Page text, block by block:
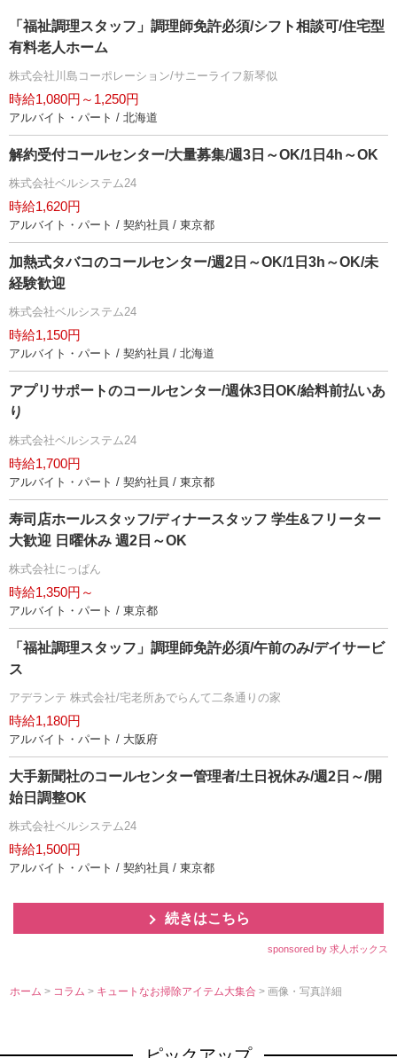
「福祉調理スタッフ」調理師免許必須/シフト相談可/住宅型
有料老人ホーム
株式会社川島コーポレーション/サニーライフ新琴似
時給1,080円～1,250円
アルバイト・パート / 北海道
解約受付コールセンター/大量募集/週3日～OK/1日4h～OK
株式会社ベルシステム24
時給1,620円
アルバイト・パート / 契約社員 / 東京都
加熱式タバコのコールセンター/週2日～OK/1日3h～OK/未
経験歓迎
株式会社ベルシステム24
時給1,150円
アルバイト・パート / 契約社員 / 北海道
アプリサポートのコールセンター/週休3日OK/給料前払いあ
り
株式会社ベルシステム24
時給1,700円
アルバイト・パート / 契約社員 / 東京都
寿司店ホールスタッフ/ディナースタッフ 学生&フリーター
大歓迎 日曜休み 週2日～OK
株式会社にっぱん
時給1,350円～
アルバイト・パート / 東京都
「福祉調理スタッフ」調理師免許必須/午前のみ/デイサービ
ス
アデランテ 株式会社/宅老所あでらんて二条通りの家
時給1,180円
アルバイト・パート / 大阪府
大手新聞社のコールセンター管理者/土日祝休み/週2日～/開
始日調整OK
株式会社ベルシステム24
時給1,500円
アルバイト・パート / 契約社員 / 東京都
続きはこちら
sponsored by 求人ボックス
ホーム > コラム> キュートなお掃除アイテム大集合> 画像・写真詳細